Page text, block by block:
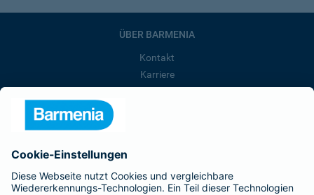
ÜBER BARMENIA
Kontakt
Karriere
Barmenia ist Teil der BarmeniaGothaer
BELIEBTE SEITEN